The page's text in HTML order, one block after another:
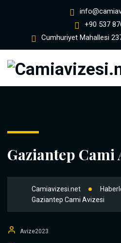
+90 537
Cumhuriyet Mahallesi
Gaziantep Cami
Camiavizesi.net
Gaziantep Cami Avizesi
Avize2023